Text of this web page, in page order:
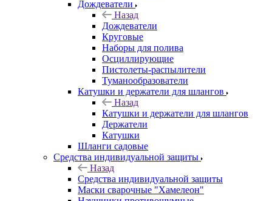
Дождеватели
Назад
Дождеватели
Круговые
Наборы для полива
Осциллирующие
Пистолеты-распылители
Туманообразователи
Катушки и держатели для шлангов
Назад
Катушки и держатели для шлангов
Держатели
Катушки
Шланги садовые
Средства индивидуальной защиты
Назад
Средства индивидуальной защиты
Маски сварочные "Хамелеон"